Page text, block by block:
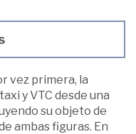
vez primera, la
y VTC desde una
su objeto de
ambas figuras. En